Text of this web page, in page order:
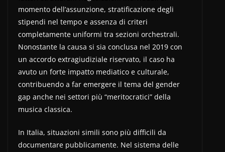
momento dell’assunzione, stratificazione degli
stipendi nel tempo e assenza di criteri
completamente uniformi tra sezioni orchestrali.
Nonostante la causa si sia conclusa nel 2019 con
un accordo extragiudiziale riservato, il caso ha
avuto un forte impatto mediatico e culturale,
contribuendo a far emergere il tema del gender
gap anche nei settori più “meritocratici” della
musica classica.
In Italia, situazioni simili sono più difficili da
documentare pubblicamente. Nel sistema delle